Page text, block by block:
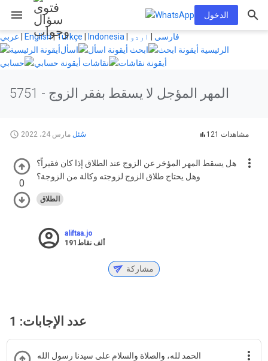
menu الدخول
عربي English|Türkçe Indonesia فارسی
اردو
الرئيسية
ابحث
اسأل
نقاشات
حسابي
5751 - المهر المؤجل لا يسقط بفقر الزوج
سُئل مارس 24، 2022 121 مشاهدات
0
هل يسقط المهر المؤخر عن الزوج عند الطلاق إذا كان فقيراً؟
وهل يحتاج طلاق الزوج لزوجته وكالة من الزوجة؟
الطلاق
aliftaa.jo
191ألفنقاط
مشاركة
عدد الإجابات: 1
الحمد لله، والصلاة والسلام على سيدنا رسول الله